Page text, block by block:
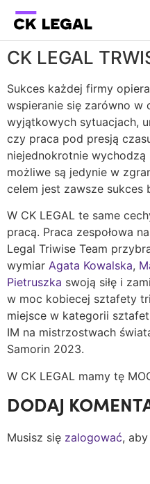
CK LEGAL
Sukces każdej firmy
wspieranie się zarówno w
wyjątkowych sytuacjach,
czy praca pod presją
niejednokrotnie
możliwe są jedynie w
celem jest zawsze sukces
W CK LEGAL te same
pracą. Praca zespołowa
Legal Triwise Team
wymiar Agata Kowalska,
Pietruszka swoją siłę i
w moc kobiecej sztafety
miejsce w kategorii
IM na mistrzostwach
Samorin 2023.
W CK LEGAL mamy tę
DODAJ
Musisz się zalogować,